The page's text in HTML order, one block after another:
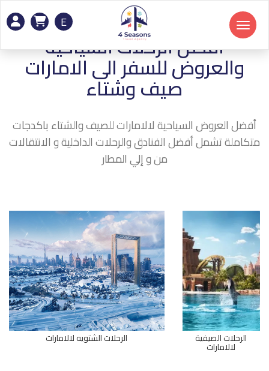
E Toggle navigation
افضل الرحلات السياحية
والعروض للسفر الى الامارات
صيف وشتاء
أفضل العروض السياحية لالامارات للصيف والشتاء باكدجات
متكاملة تشمل أفضل الفنادق والرحلات الداخلية و الانتقالات
من و إلي المطار
الرحلات الصيفية
لالامارات
الرحلات الشتويه لالامارات